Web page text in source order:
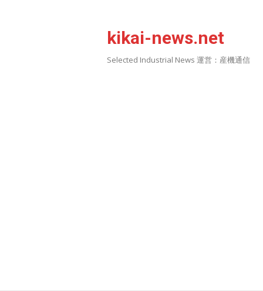
kikai-news.net
Selected Industrial News 運営：産機通信